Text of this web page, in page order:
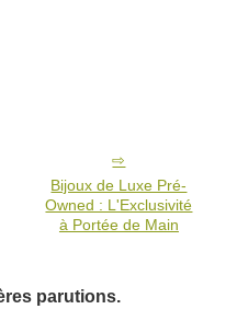
Bijoux de Luxe Pré-
Owned : L'Exclusivité
à Portée de Main
parutions.